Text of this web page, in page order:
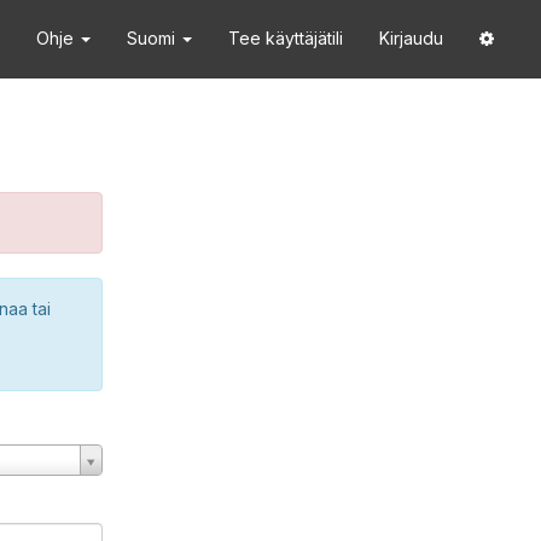
Ohje Suomi Tee käyttäjätili Kirjaudu
tai